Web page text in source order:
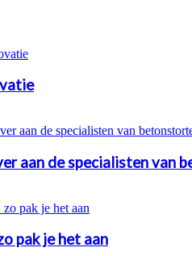
aan de specialisten van
pak je het aan